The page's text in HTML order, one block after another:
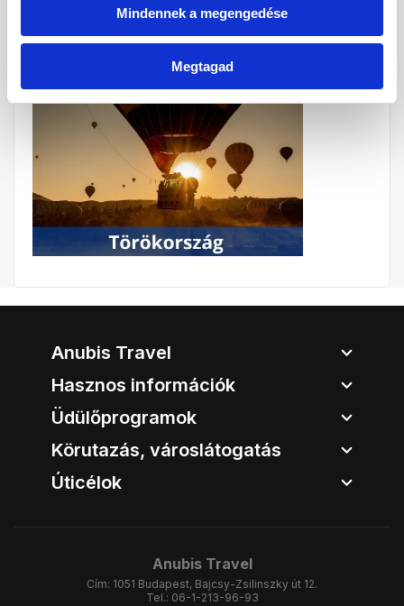
Mindennek a megengedése
Megtagad
Anubis Travel
Hasznos információk
Üdülőprogramok
Körutazás, városlátogatás
Úticélok
Anubis Travel
Cím: 1051 Budapest, Bajcsy-Zsilinszky út 12.
Tel.: 06-1-213-96-93